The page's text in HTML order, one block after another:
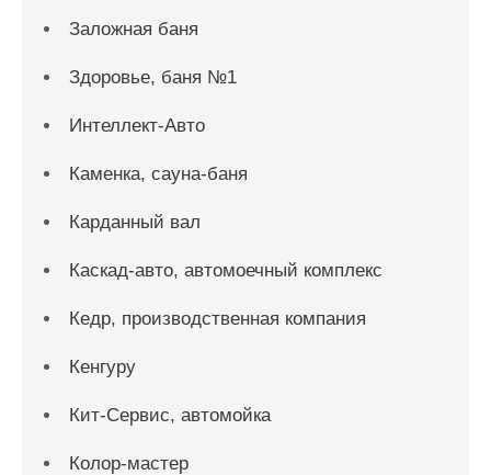
Заложная баня
Здоровье, баня №1
Интеллект-Авто
Каменка, сауна-баня
Карданный вал
Каскад-авто, автомоечный комплекс
Кедр, производственная компания
Кенгуру
Кит-Сервис, автомойка
Колор-мастер